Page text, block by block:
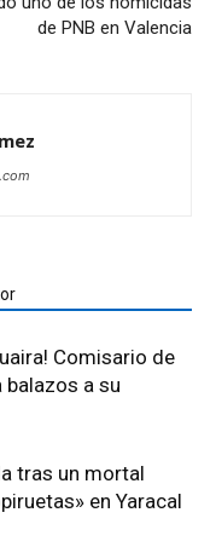
de PNB en Valencia
Comisario de
balazos a su
tras un mortal
en Yaracal